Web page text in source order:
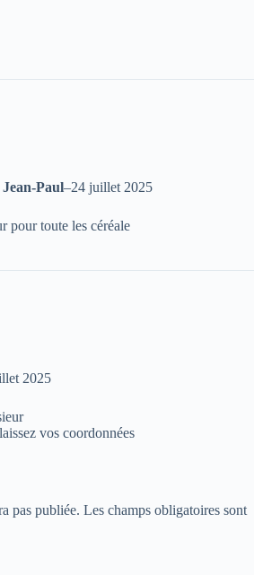
Paul–24 juillet 2025
pour toute les céréale
2025
vos coordonnées
pas publiée. Les champs obligatoires sont